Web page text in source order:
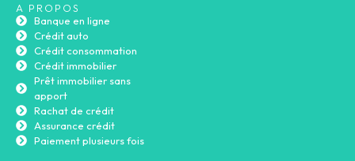
A PROPOS
Banque en ligne
Crédit auto
Crédit consommation
Crédit immobilier
Prêt immobilier sans
apport
Rachat de crédit
Assurance crédit
Paiement plusieurs fois